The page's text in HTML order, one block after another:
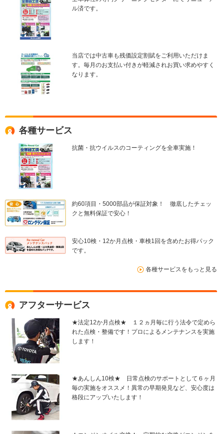
ル済です。
当店では中古車も残価設定割賦をご利用いただけま
す。毎月のお支払い付きが軽減されお買い求めやすく
なります。
各種サービス
抗菌・抗ウイルスのコーティングを全車実施！
約60項目・5000部品が保証対象！ 徹底したチェッ
クと無料保証で安心！
安心10検・12か月点検・車検1回を含めたお得パック
です。
各種サービスをもっと見る
アフターサービス
★法定12か月点検★ １２ヵ月毎に行う法令で定めら
れた点検・整備です！プロによるメンテナンスを実施
します！
★あんしん10検★ 日常点検のサポートとして６ヶ月
毎の実施をオススメ！異常の早期発見など、安心度は
格段にアップいたします！